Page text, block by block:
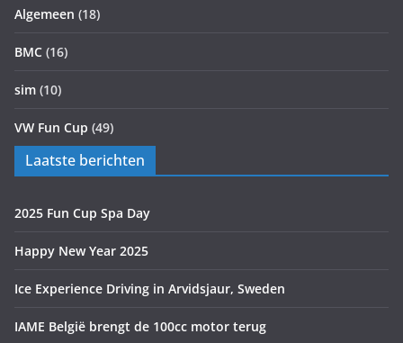
Algemeen (18)
BMC (16)
sim (10)
VW Fun Cup (49)
Laatste berichten
2025 Fun Cup Spa Day
Happy New Year 2025
Ice Experience Driving in Arvidsjaur, Sweden
IAME België brengt de 100cc motor terug